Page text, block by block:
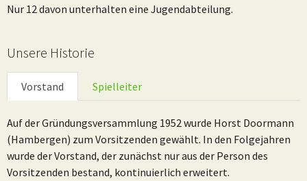
Nur 12 davon unterhalten eine Jugendabteilung.
Unsere Historie
Vorstand Spielleiter
Auf der Gründungsversammlung 1952 wurde Horst Doormann
(Hambergen) zum Vorsitzenden gewählt. In den Folgejahren
wurde der Vorstand, der zunächst nur aus der Person des
Vorsitzenden bestand, kontinuierlich erweitert.